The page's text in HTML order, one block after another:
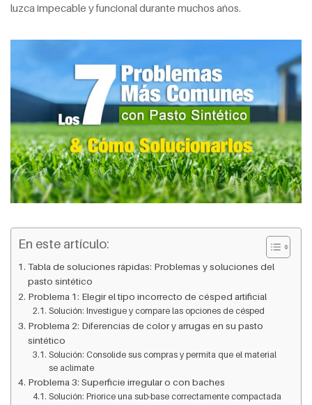
luzca impecable y funcional durante muchos años.
En este artículo:
Tabla de soluciones rápidas: Problemas y soluciones del
pasto sintético
Problema 1: Elegir el tipo incorrecto de césped artificial
Solución: Investigue y compare las opciones de césped
Problema 2: Diferencias de color y arrugas en su pasto
sintético
Solución: Consolide sus compras y permita que el material
se aclimate
Problema 3: Superficie irregular o con baches
Solución: Priorice una sub-base correctamente compactada